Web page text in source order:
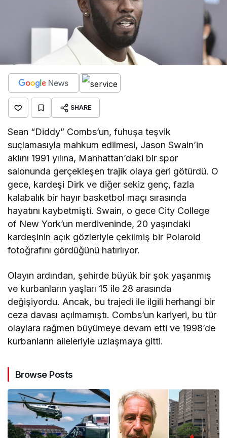
SHARE
Sean “Diddy” Combs’un, fuhuşa teşvik
suçlamasıyla mahkum edilmesi, Jason Swain’in
aklını 1991 yılına, Manhattan’daki bir spor
salonunda gerçekleşen trajik olaya geri götürdü. O
gece, kardeşi Dirk ve diğer sekiz genç, fazla
kalabalık bir hayır basketbol maçı sırasında
hayatını kaybetmişti. Swain, o gece City College
of New York’un merdiveninde, 20 yaşındaki
kardeşinin açık gözleriyle çekilmiş bir Polaroid
fotoğrafını gördüğünü hatırlıyor.
Olayın ardından, şehirde büyük bir şok yaşanmış
ve kurbanların yaşları 15 ile 28 arasında
değişiyordu. Ancak, bu trajedi ile ilgili herhangi bir
ceza davası açılmamıştı. Combs’un kariyeri, bu tür
olaylara rağmen büyümeye devam etti ve 1998’de
kurbanların aileleriyle uzlaşmaya gitti.
Browse Posts